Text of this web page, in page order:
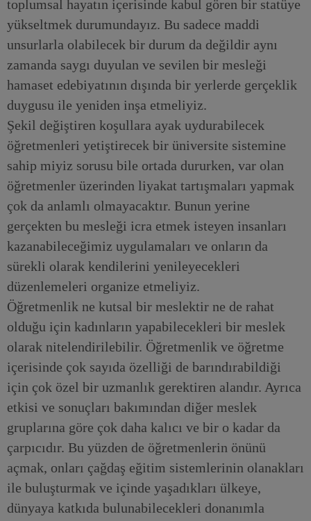
toplumsal hayatın içerisinde kabul gören bir statüye
yükseltmek durumundayız. Bu sadece maddi
unsurlarla olabilecek bir durum da değildir aynı
zamanda saygı duyulan ve sevilen bir mesleği
hamaset edebiyatının dışında bir yerlerde gerçeklik
duygusu ile yeniden inşa etmeliyiz.
Şekil değiştiren koşullara ayak uydurabilecek
öğretmenleri yetiştirecek bir üniversite sistemine
sahip miyiz sorusu bile ortada dururken, var olan
öğretmenler üzerinden liyakat tartışmaları yapmak
çok da anlamlı olmayacaktır. Bunun yerine
gerçekten bu mesleği icra etmek isteyen insanları
kazanabileceğimiz uygulamaları ve onların da
sürekli olarak kendilerini yenileyecekleri
düzenlemeleri organize etmeliyiz.
Öğretmenlik ne kutsal bir meslektir ne de rahat
olduğu için kadınların yapabilecekleri bir meslek
olarak nitelendirilebilir. Öğretmenlik ve öğretme
içerisinde çok sayıda özelliği de barındırabildiği
için çok özel bir uzmanlık gerektiren alandır. Ayrıca
etkisi ve sonuçları bakımından diğer meslek
gruplarına göre çok daha kalıcı ve bir o kadar da
çarpıcıdır. Bu yüzden de öğretmenlerin önünü
açmak, onları çağdaş eğitim sistemlerinin olanakları
ile buluşturmak ve içinde yaşadıkları ülkeye,
dünyaya katkıda bulunabilecekleri donanımla